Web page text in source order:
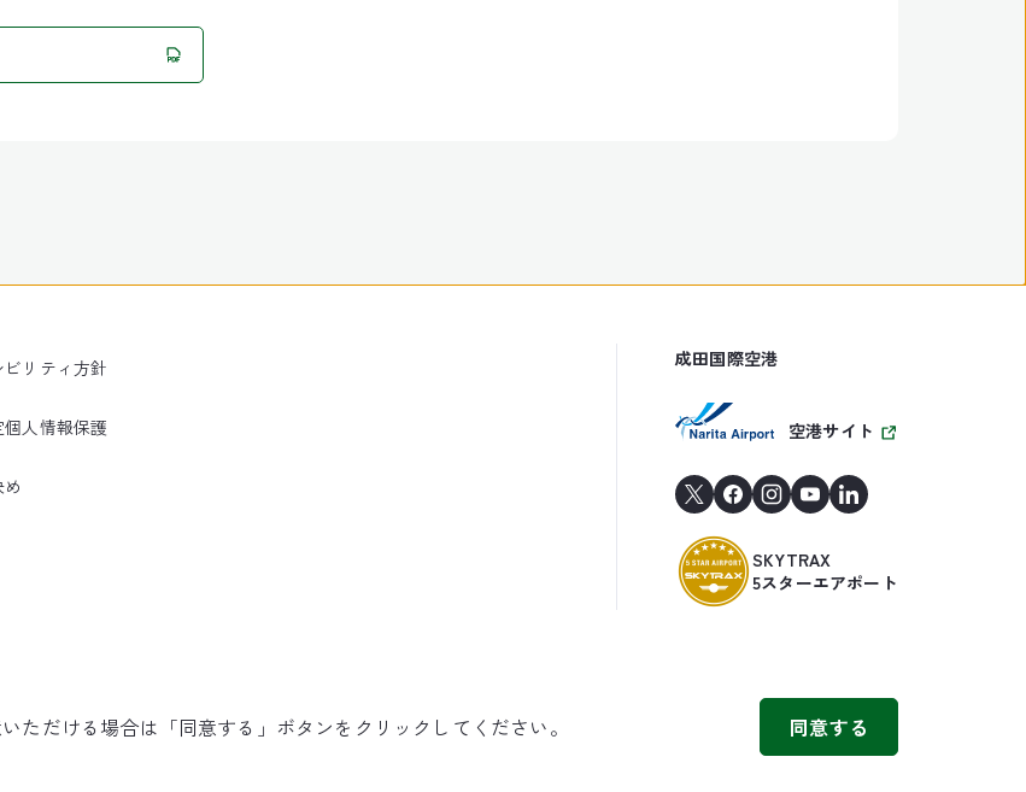
リティ方針
人情報保護
成田国際空港
空港サイト
SKYTRAX
5スターエアポート
©NARITA INTERNATIONAL AIRPORT CORPORATION
ただける場合は「同意する」ボタンをクリックしてください。
同意する